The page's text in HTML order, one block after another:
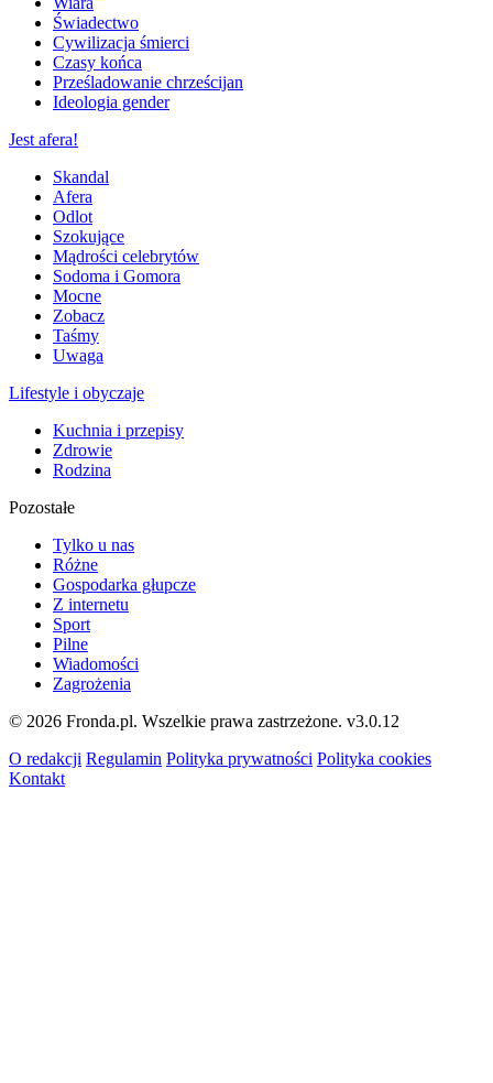
Świadectwo
Cywilizacja śmierci
Czasy końca
Prześladowanie chrześcijan
Ideologia gender
Jest afera!
Skandal
Afera
Odlot
Szokujące
Mądrości celebrytów
Sodoma i Gomora
Mocne
Zobacz
Taśmy
Uwaga
Lifestyle i obyczaje
Kuchnia i przepisy
Zdrowie
Rodzina
Pozostałe
Tylko u nas
Różne
Gospodarka głupcze
Z internetu
Sport
Pilne
Wiadomości
Zagrożenia
© 2026 Fronda.pl. Wszelkie prawa zastrzeżone. v3.0.12
O redakcji Regulamin Polityka prywatności Polityka cookies
Kontakt